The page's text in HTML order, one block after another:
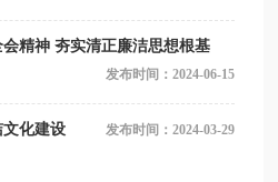
精神 夯实清正廉洁思想根基
发布时间：2024-06-15
化建设 发布时间：2024-03-29